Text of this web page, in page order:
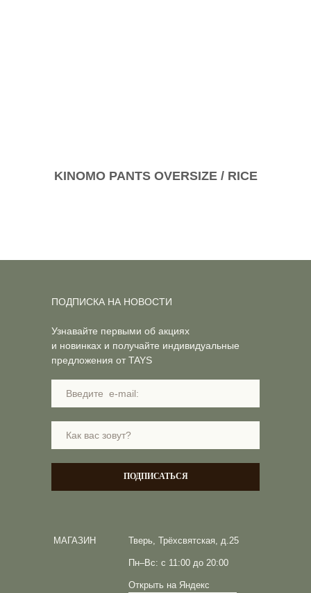
KINOMO PANTS OVERSIZE / RICE
Тверь, Трёхсвятская, д.25
Пн–Вс: с 11:00 до 20:00
Открыть на Яндекс
МАГАЗИН
Узнавайте первыми об акциях
и новинках и получайте индивидуальные
предложения от TAYS
ПОДПИСАТЬСЯ
ПОДПИСКА НА НОВОСТИ